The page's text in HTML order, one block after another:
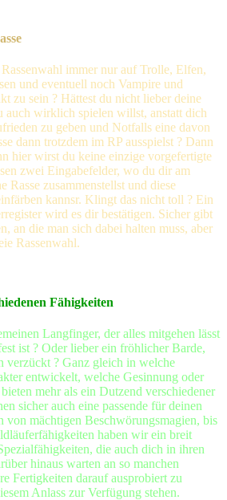
immer nur auf Trolle, Elfen,
und eventuell noch Vampire und
zu sein ? Hättest du nicht lieber deine
auch wirklich spielen willst, anstatt dich
zu geben und Notfalls eine davon
dann trotzdem im RP ausspielst ? Dann
hier wirst du keine einzige vorgefertigte
zwei Eingabefelder, wo du dir am
Rasse zusammenstellst und diese
kannsr. Klingt das nicht toll ? Ein
wird es dir bestätigen. Sicher gibt
an die man sich dabei halten muss, aber
Rassenwahl.
Fähigkeiten
Langfinger, der alles mitgehen lässt
ist ? Oder lieber ein fröhlicher Barde,
verzückt ? Ganz gleich in welche
entwickelt, welche Gesinnung oder
mehr als ein Dutzend verschiedener
sicher auch eine passende für deinen
von mächtigen Beschwörungsmagien, bis
haben wir ein breit
die auch dich in ihren
hinaus warten an so manchen
Fertigkeiten darauf ausprobiert zu
Anlass zur Verfügung stehen.